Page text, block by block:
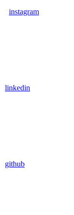
instagram
linkedin
github